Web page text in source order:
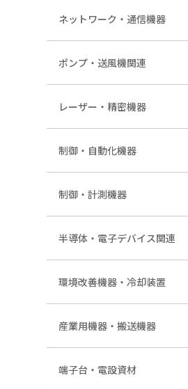
ネットワーク・通信機器
ポンプ・送風機関連
レーザー・精密機器
制御・自動化機器
制御・計測機器
半導体・電子デバイス関連
環境改善機器・冷却装置
産業用機器・搬送機器
端子台・電設資材